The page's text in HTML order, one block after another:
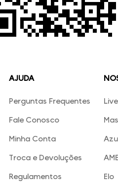
AJUDA
Perguntas Frequentes
Fale Conosco
Minha Conta
Troca e Devoluções
Regulamentos
Elo